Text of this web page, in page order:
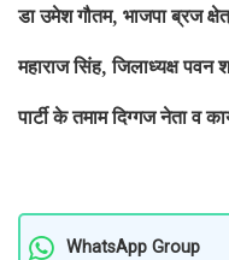
डा उमेश गौतम, भाजपा ब्रज
महाराज सिंह, जिलाध्यक्ष पवन
पार्टी के तमाम दिग्गज नेता व
WhatsApp Group